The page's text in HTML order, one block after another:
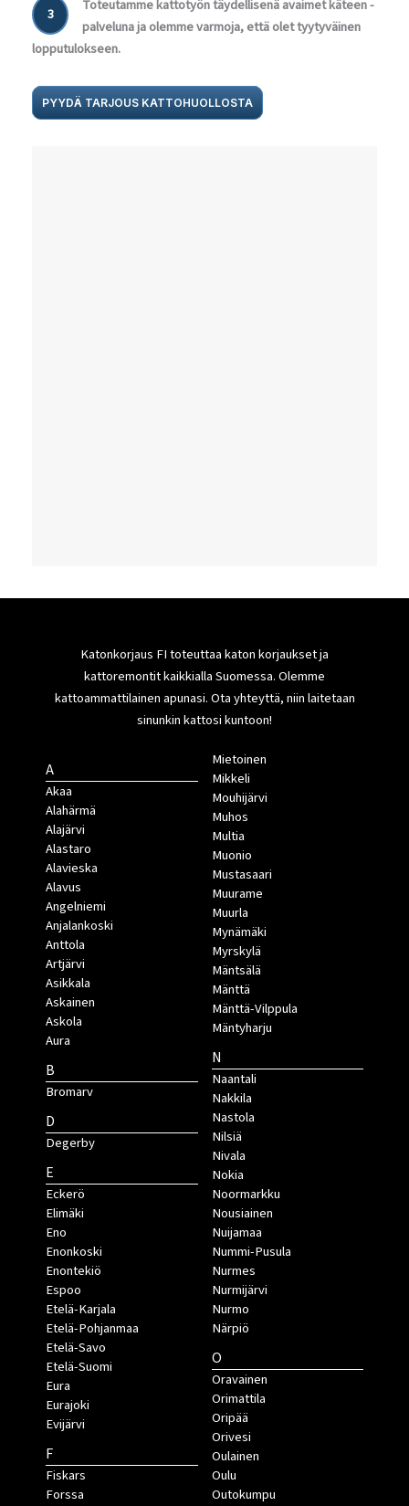
3
Toteutamme kattotyön täydellisenä avaimet käteen -
palveluna ja olemme varmoja, että olet tyytyväinen
lopputulokseen.
PYYDÄ TARJOUS KATTOHUOLLOSTA
Katonkorjaus FI toteuttaa katon korjaukset ja
kattoremontit kaikkialla Suomessa. Olemme
kattoammattilainen apunasi. Ota yhteyttä, niin laitetaan
sinunkin kattosi kuntoon!
A
Akaa
Alahärmä
Alajärvi
Alastaro
Alavieska
Alavus
Angelniemi
Anjalankoski
Anttola
Artjärvi
Asikkala
Askainen
Askola
Aura
B
Bromarv
D
Degerby
E
Eckerö
Elimäki
Eno
Enonkoski
Enontekiö
Espoo
Etelä-Karjala
Etelä-Pohjanmaa
Etelä-Savo
Etelä-Suomi
Eura
Eurajoki
Evijärvi
F
Fiskars
Forssa
Mietoinen
Mikkeli
Mouhijärvi
Muhos
Multia
Muonio
Mustasaari
Muurame
Muurla
Mynämäki
Myrskylä
Mäntsälä
Mänttä
Mänttä-Vilppula
Mäntyharju
N
Naantali
Nakkila
Nastola
Nilsiä
Nivala
Nokia
Noormarkku
Nousiainen
Nuijamaa
Nummi-Pusula
Nurmes
Nurmijärvi
Nurmo
Närpiö
O
Oravainen
Orimattila
Oripää
Orivesi
Oulainen
Oulu
Outokumpu